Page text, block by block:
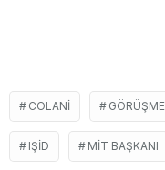
COLANI GÖRÜŞME
IŞID MIT BAŞKANI